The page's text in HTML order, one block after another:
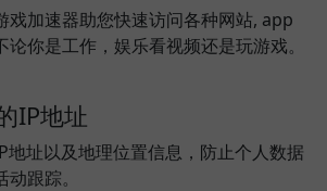
戏加速器助您快速访问各种网站, app
论你是工作，娱乐看视频还是玩游戏。
IP地址
地址以及地理位置信息，防止个人数据
跟踪。